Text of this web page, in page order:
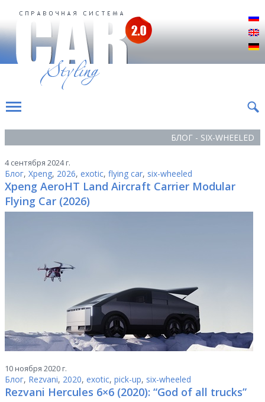
БЛОГ - SIX-WHEELED
4 сентября 2024 г.
Блог, Xpeng, 2026, exotic, flying car, six-wheeled
Xpeng AeroHT Land Aircraft Carrier Modular
Flying Car (2026)
10 ноября 2020 г.
Блог, Rezvani, 2020, exotic, pick-up, six-wheeled
Rezvani Hercules 6×6 (2020): “God of all trucks”